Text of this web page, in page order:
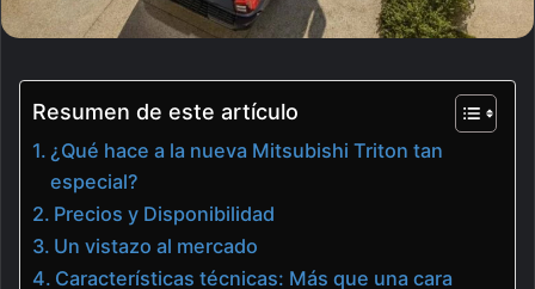
Resumen de este artículo
¿Qué hace a la nueva Mitsubishi Triton tan
especial?
Precios y Disponibilidad
Un vistazo al mercado
Características técnicas: Más que una cara